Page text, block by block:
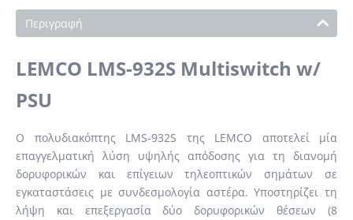
Περιγραφή
LEMCO LMS-932S Multiswitch w/
PSU
Ο πολυδιακόπτης LMS-932S της LEMCO αποτελεί μία
επαγγελματική λύση υψηλής απόδοσης για τη διανομή
δορυφορικών και επίγειων τηλεοπτικών σημάτων σε
εγκαταστάσεις με συνδεσμολογία αστέρα. Υποστηρίζει τη
λήψη και επεξεργασία δύο δορυφορικών θέσεων (8